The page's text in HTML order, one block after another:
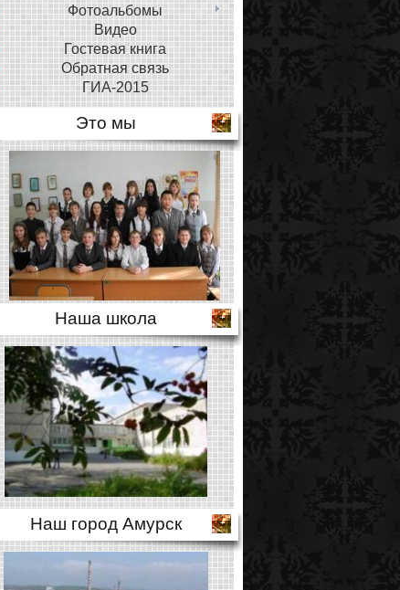
Фотоальбомы
Видео
Гостевая книга
Обратная связь
ГИА-2015
Это мы
Наша школа
Наш город Амурск